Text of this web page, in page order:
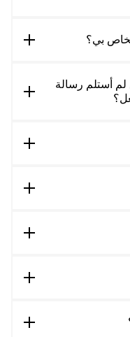
بي؟
لم أستلم رسالة